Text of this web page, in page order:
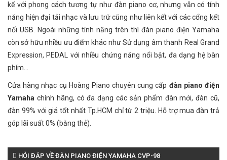
kế với phong cách tương tự như đàn piano cơ, nhưng vẫn có tính
năng hiện đại tải nhạc và lưu trữ cũng như liên kết với các cổng kết
nối USB. Ngoài những tính năng trên thì đàn piano điện Yamaha
còn sở hữu nhiều ưu điểm khác như Sử dụng âm thanh Real Grand
Expression, PEDAL với nhiều chứng năng nổi bật, đa dạng hệ bàn
phím...
Cửa hàng nhạc cụ Hoàng Piano chuyên cung cấp đàn piano điện
Yamaha chính hãng, có đa dạng các sản phẩm đàn mới, đàn cũ,
đàn 99% với giá tốt nhất Tp.HCM chỉ từ 2 triệu. Hỗ trợ mua đàn trả
góp lãi suất 0% (bằng thẻ).
HỎI ĐÁP VỀ ĐÀN PIANO ĐIỆN YAMAHA CVP-98